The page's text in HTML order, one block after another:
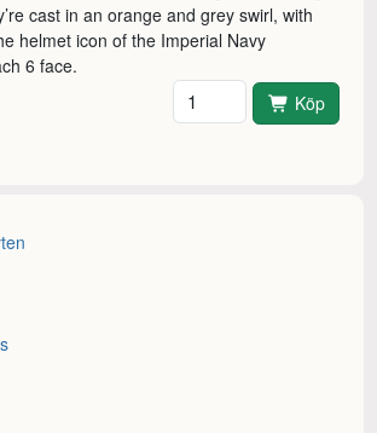
cast in an orange and grey swirl, with
helmet icon of the Imperial Navy
6 face.
Antal Köp